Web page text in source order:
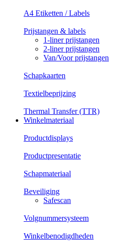
A4 Etiketten / Labels
Prijstangen & labels
1-liner prijstangen
2-liner prijstangen
Van/Voor prijstangen
Schapkaarten
Textielbeprijzing
Thermal Transfer (TTR)
Winkelmateriaal
Productdisplays
Productpresentatie
Schapmateriaal
Beveiliging
Safescan
Volgnummersysteem
Winkelbenodigdheden